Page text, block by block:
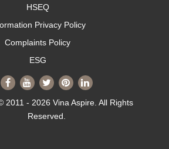
HSEQ
Privacy Policy
Complaints Policy
ESG
2011 - 2026 Vina Aspire. All Rights
Reserved.